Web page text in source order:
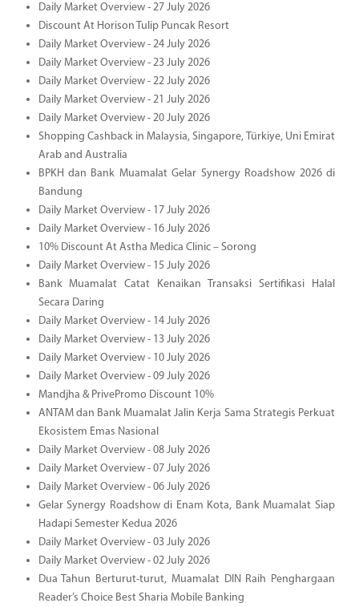
Daily Market Overview - 27 July 2026
Discount At Horison Tulip Puncak Resort
Daily Market Overview - 24 July 2026
Daily Market Overview - 23 July 2026
Daily Market Overview - 22 July 2026
Daily Market Overview - 21 July 2026
Daily Market Overview - 20 July 2026
Shopping Cashback in Malaysia, Singapore, Türkiye, Uni Emirat
Arab and Australia
BPKH dan Bank Muamalat Gelar Synergy Roadshow 2026 di
Bandung
Daily Market Overview - 17 July 2026
Daily Market Overview - 16 July 2026
10% Discount At Astha Medica Clinic – Sorong
Daily Market Overview - 15 July 2026
Bank Muamalat Catat Kenaikan Transaksi Sertifikasi Halal
Secara Daring
Daily Market Overview - 14 July 2026
Daily Market Overview - 13 July 2026
Daily Market Overview - 10 July 2026
Daily Market Overview - 09 July 2026
Mandjha & PrivePromo Discount 10%
ANTAM dan Bank Muamalat Jalin Kerja Sama Strategis Perkuat
Ekosistem Emas Nasional
Daily Market Overview - 08 July 2026
Daily Market Overview - 07 July 2026
Daily Market Overview - 06 July 2026
Gelar Synergy Roadshow di Enam Kota, Bank Muamalat Siap
Hadapi Semester Kedua 2026
Daily Market Overview - 03 July 2026
Daily Market Overview - 02 July 2026
Dua Tahun Berturut-turut, Muamalat DIN Raih Penghargaan
Reader’s Choice Best Sharia Mobile Banking